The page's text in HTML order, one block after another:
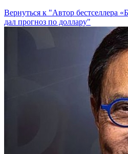
Вернуться к "Автор бестселлера
дал прогноз по доллару"